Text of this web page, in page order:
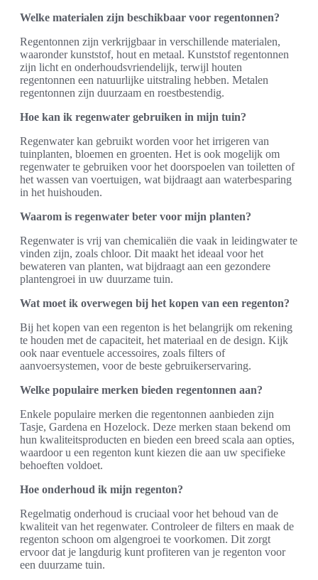
Welke materialen zijn beschikbaar voor regentonnen?
Regentonnen zijn verkrijgbaar in verschillende materialen,
waaronder kunststof, hout en metaal. Kunststof regentonnen
zijn licht en onderhoudsvriendelijk, terwijl houten
regentonnen een natuurlijke uitstraling hebben. Metalen
regentonnen zijn duurzaam en roestbestendig.
Hoe kan ik regenwater gebruiken in mijn tuin?
Regenwater kan gebruikt worden voor het irrigeren van
tuinplanten, bloemen en groenten. Het is ook mogelijk om
regenwater te gebruiken voor het doorspoelen van toiletten of
het wassen van voertuigen, wat bijdraagt aan waterbesparing
in het huishouden.
Waarom is regenwater beter voor mijn planten?
Regenwater is vrij van chemicaliën die vaak in leidingwater te
vinden zijn, zoals chloor. Dit maakt het ideaal voor het
bewateren van planten, wat bijdraagt aan een gezondere
plantengroei in uw duurzame tuin.
Wat moet ik overwegen bij het kopen van een regenton?
Bij het kopen van een regenton is het belangrijk om rekening
te houden met de capaciteit, het materiaal en de design. Kijk
ook naar eventuele accessoires, zoals filters of
aanvoersystemen, voor de beste gebruikerservaring.
Welke populaire merken bieden regentonnen aan?
Enkele populaire merken die regentonnen aanbieden zijn
Tasje, Gardena en Hozelock. Deze merken staan bekend om
hun kwaliteitsproducten en bieden een breed scala aan opties,
waardoor u een regenton kunt kiezen die aan uw specifieke
behoeften voldoet.
Hoe onderhoud ik mijn regenton?
Regelmatig onderhoud is cruciaal voor het behoud van de
kwaliteit van het regenwater. Controleer de filters en maak de
regenton schoon om algengroei te voorkomen. Dit zorgt
ervoor dat je langdurig kunt profiteren van je regenton voor
een duurzame tuin.